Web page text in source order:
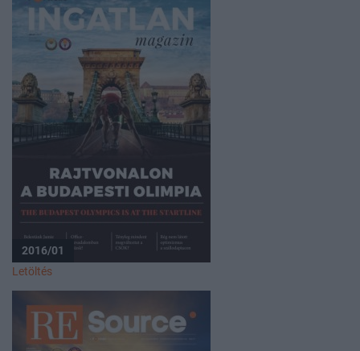
2016/01
Letöltés